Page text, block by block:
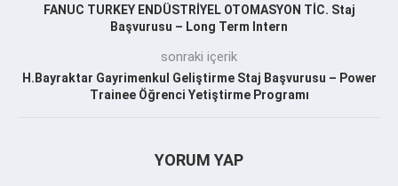
FANUC TURKEY ENDÜSTRİYEL OTOMASYON TİC. Staj
Başvurusu – Long Term Intern
sonraki içerik
H.Bayraktar Gayrimenkul Geliştirme Staj Başvurusu – Power
Trainee Öğrenci Yetiştirme Programı
YORUM YAP